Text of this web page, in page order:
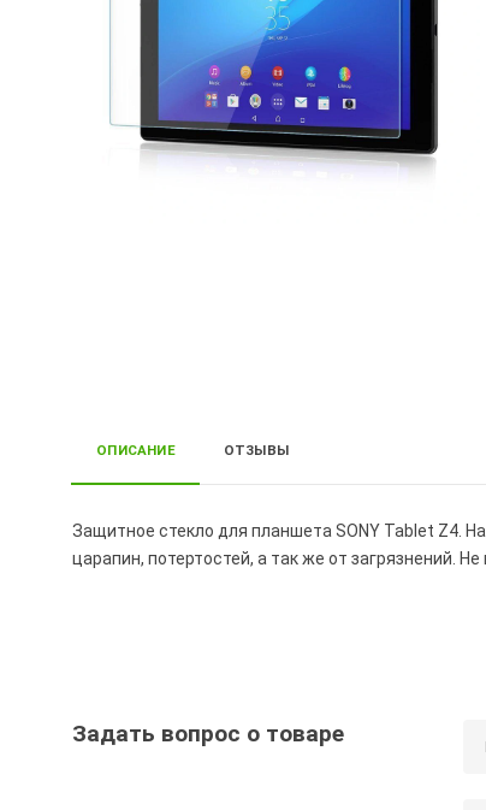
ОПИСАНИЕ ОТЗЫВЫ
Защитное стекло для планшета SONY Tablet Z4.
царапин, потертостей, а так же от загрязнений.
Задать вопрос о товаре